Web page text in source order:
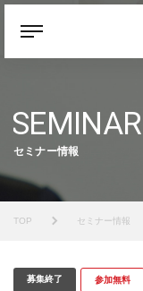
SEMINAR
セミナー情報
TOP セミナー情報
募集終了 参加無料